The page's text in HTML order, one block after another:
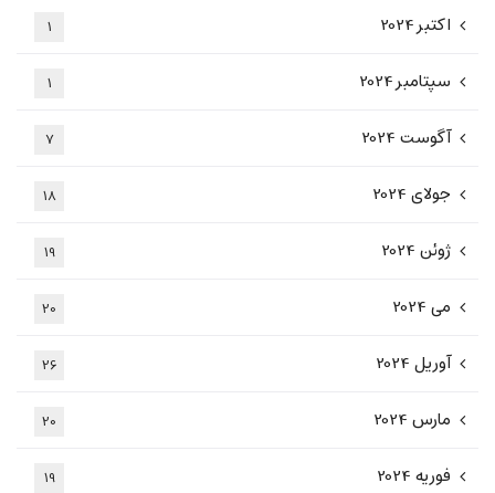
اکتبر 2024 1
سپتامبر 2024 1
آگوست 2024 7
جولای 2024 18
ژوئن 2024 19
می 2024 20
آوریل 2024 26
مارس 2024 20
فوریه 2024 19